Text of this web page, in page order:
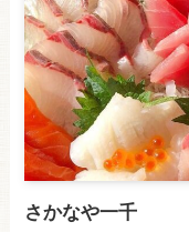
さかなや一千